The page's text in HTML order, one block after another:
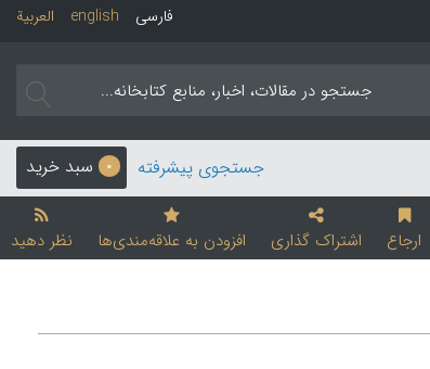
العربیة english فارسی
0 سبد خرید جستجوی پیشرفته
ارجاع اشتراک گذاری افزودن به علاقه‌مندی‌ها نظر دهید